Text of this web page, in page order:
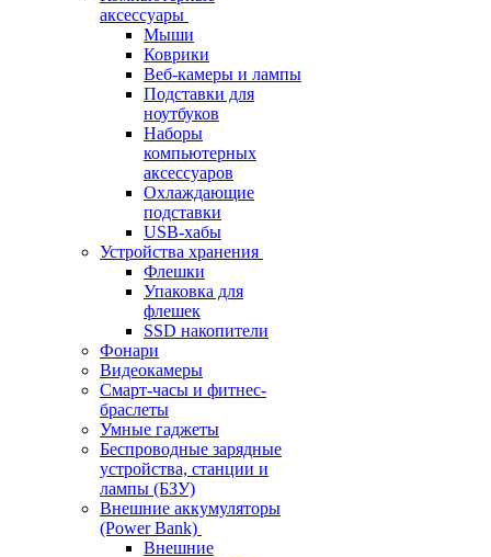
аксессуары
Мыши
Коврики
Веб-камеры и лампы
Подставки для
ноутбуков
Наборы
компьютерных
аксессуаров
Охлаждающие
подставки
USB-хабы
Устройства хранения
Флешки
Упаковка для
флешек
SSD накопители
Фонари
Видеокамеры
Смарт-часы и фитнес-
браслеты
Умные гаджеты
Беспроводные зарядные
устройства, станции и
лампы (БЗУ)
Внешние аккумуляторы
(Power Bank)
Внешние